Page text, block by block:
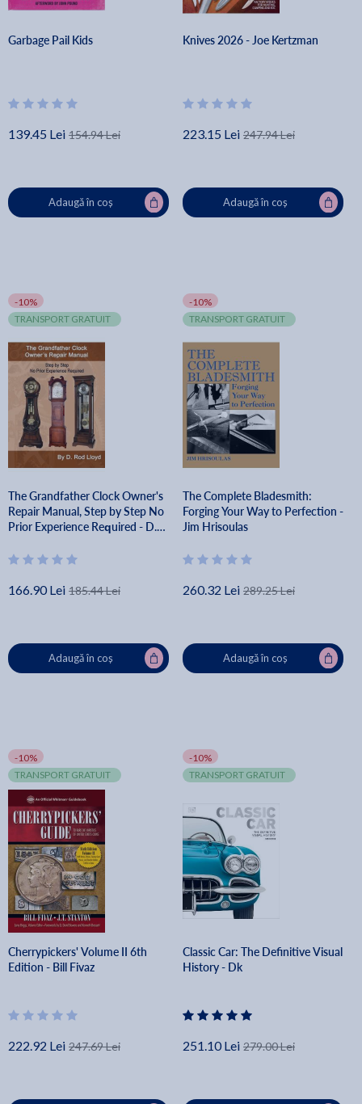
Garbage Pail Kids
139.45 Lei 154.94 Lei
Adaugă în coș
Knives 2026 - Joe Kertzman
223.15 Lei 247.94 Lei
Adaugă în coș
-10%
TRANSPORT GRATUIT
The Grandfather Clock Owner's
Repair Manual, Step by Step No
Prior Experience Required - D.
166.90 Lei 185.44 Lei
Adaugă în coș
-10%
TRANSPORT GRATUIT
The Complete Bladesmith:
Forging Your Way to Perfection -
Jim Hrisoulas
260.32 Lei 289.25 Lei
Adaugă în coș
-10%
TRANSPORT GRATUIT
Cherrypickers' Volume II 6th
Edition - Bill Fivaz
222.92 Lei 247.69 Lei
-10%
TRANSPORT GRATUIT
Classic Car: The Definitive Visual
History - Dk
251.10 Lei 279.00 Lei